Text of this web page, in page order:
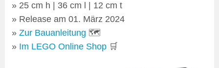
25 cm h | 36 cm l | 12 cm t
Release am 01. März 2024
Zur Bauanleitung 🗺
Im LEGO Online Shop 🛒